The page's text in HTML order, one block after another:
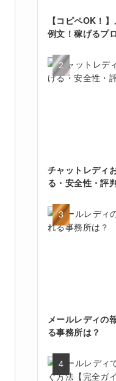
【コピペOK！
例文！稼げるプ
チャットレディ
る・安全性・評
メールレディの
る事務所は？